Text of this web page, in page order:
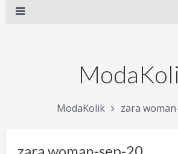
ModaKolik zara